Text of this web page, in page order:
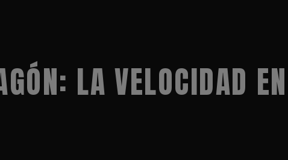
LA VELOCIDAD